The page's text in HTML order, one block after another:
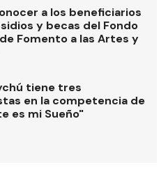
a los beneficiarios
y becas del Fondo
Fomento a las Artes y
tiene tres
en la competencia de
es mi Sueño"